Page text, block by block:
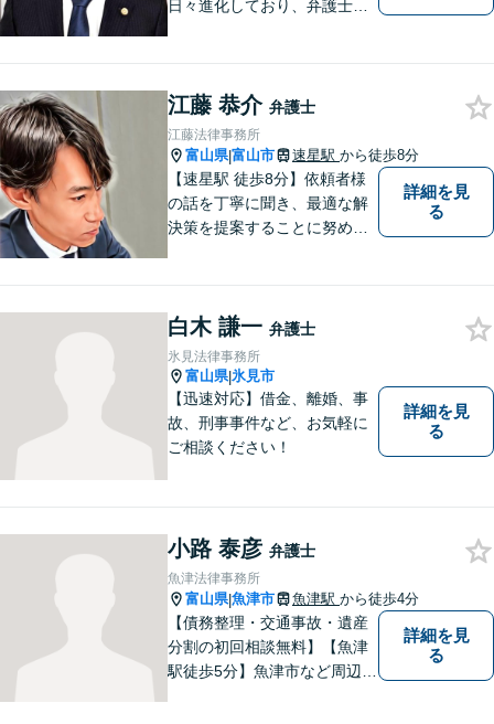
日々進化しており、弁護士に
の声にしっかり耳を傾ける姿
勢は変わりません。
江藤 恭介 弁護士
江藤法律事務所
富山県|富山市 速星駅 から徒歩8分
【速星駅 徒歩8分】依頼者様
の話を丁寧に聞き、最適な解
決策を提案することに努めて
ださい。
詳細を見
る
白木 謙一 弁護士
氷見法律事務所
富山県|氷見市
【迅速対応】借金、離婚、事
故、刑事事件など、お気軽に
ご相談ください！
詳細を見
る
小路 泰彦 弁護士
魚津法律事務所
富山県|魚津市 魚津駅 から徒歩4分
【債務整理・交通事故・遺産
分割の初回相談無料】【魚津
駅徒歩5分】魚津市など周辺地
詳細を見
る